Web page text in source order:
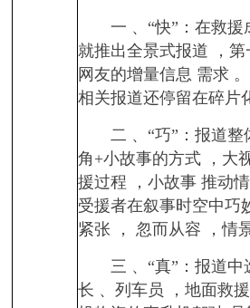
一 、“快”：在救援
就推出全景式报道 ，
网友的增量信息 需求
相关报道还停留在碎片
二 、“巧”：报道整
角+小故事的方式 ，大
援过程 ，小故事 推动
受援者在叙事时空中巧
紧张 ， 忽而从容 ，情
三 、“真”：报道中
长 、列车员 ，地面救